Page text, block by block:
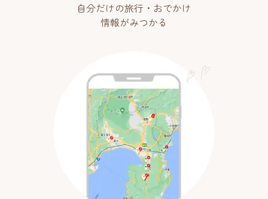
自分だけの旅行・おでかけ
情報がみつかる